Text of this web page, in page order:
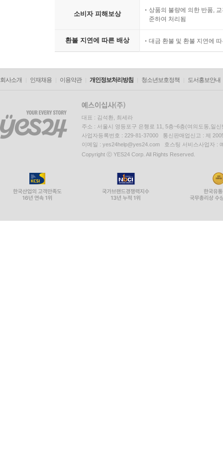
소비자 피해보상
상품의 불량에 의한 반품,
준하여 처리됨
환불 지연에 따른 배상 대금 환불 및 환불 지연에
회사소개 인재채용 이용약관 개인정보처리방침 청소년보호정책 도서홍보안내
대표 : 김석환, 최세라
주소 : 서울시 영등포구 은행로 11, 5층~6층(여의도동,일신
사업자등록번호 : 229-81-37000 통신판매업신고 : 제
이메일 : yes24help@yes24.com 호스팅 서비스사업자 :
Copyright ⓒ YES24 Corp. All Rights Reserved.